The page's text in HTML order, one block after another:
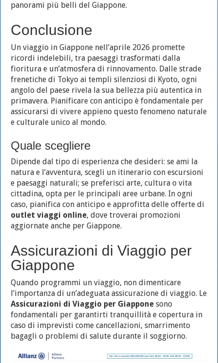
panorami più belli del Giappone.
Conclusione
Un viaggio in Giappone nell’aprile 2026 promette
ricordi indelebili, tra paesaggi trasformati dalla
fioritura e un’atmosfera di rinnovamento. Dalle strade
frenetiche di Tokyo ai templi silenziosi di Kyoto, ogni
angolo del paese rivela la sua bellezza più autentica in
primavera. Pianificare con anticipo è fondamentale per
assicurarsi di vivere appieno questo fenomeno naturale
e culturale unico al mondo.
Quale scegliere
Dipende dal tipo di esperienza che desideri: se ami la
natura e l’avventura, scegli un itinerario con escursioni
e paesaggi naturali; se preferisci arte, cultura o vita
cittadina, opta per le principali aree urbane. In ogni
caso, pianifica con anticipo e approfitta delle offerte di
outlet viaggi online, dove troverai promozioni
aggiornate anche per Giappone.
Assicurazioni di Viaggio per
Giappone
Quando programmi un viaggio, non dimenticare
l’importanza di un’adeguata assicurazione di viaggio. Le
Assicurazioni di Viaggio per Giappone sono
fondamentali per garantirti tranquillità e copertura in
caso di imprevisti come cancellazioni, smarrimento
bagagli o problemi di salute durante il soggiorno.